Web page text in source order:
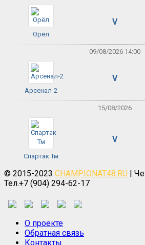
Орёл
V
09/08/2026 14:00
Арсенал-2
V
15/08/2026
Спартак Тм
V
© 2015-2023 CHAMPIONAT48.RU |
Тел.+7 (904) 294-62-17
О проекте
Обратная связь
Контакты